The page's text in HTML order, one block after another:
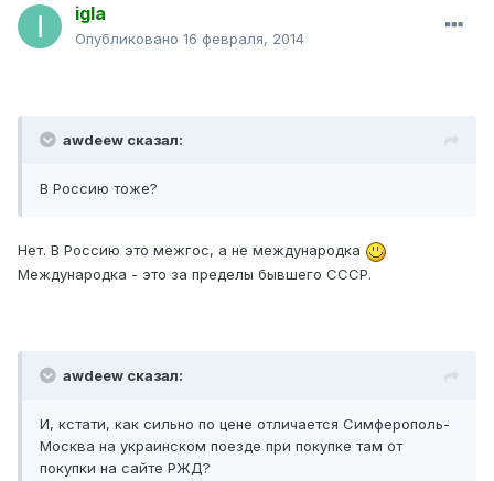
igla
Опубликовано 16 февраля, 2014
awdeew сказал:
В Россию тоже?
Нет. В Россию это межгос, а не международка
Международка - это за пределы бывшего СССР.
awdeew сказал:
И, кстати, как сильно по цене отличается Симферополь-
Москва на украинском поезде при покупке там от
покупки на сайте РЖД?